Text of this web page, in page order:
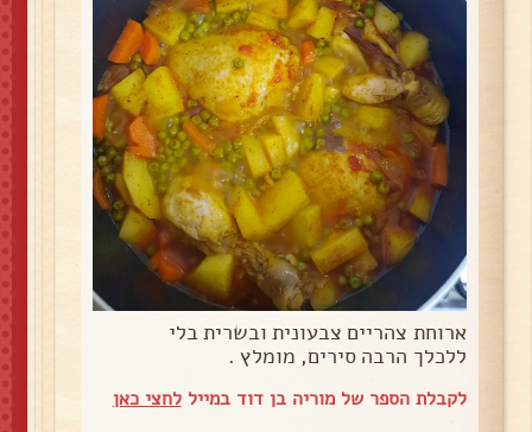
ארוחת צהריים צבעונית ובשרית בלי
ללכלך הרבה סירים, מומלץ .
לקבלת הספר של מוריה בן דוד במייללחצי כאן